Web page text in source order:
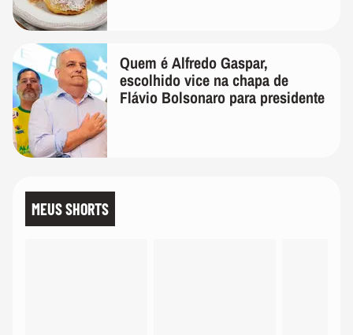
Quem é Alfredo Gaspar,
escolhido vice na chapa de
Flávio Bolsonaro para presidente
MEUS SHORTS